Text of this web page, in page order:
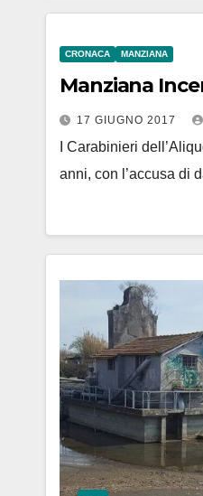
CRONACA MANZIANA
Manziana
17 GIUGNO 2017
I Carabinieri
anni, con l’accusa di